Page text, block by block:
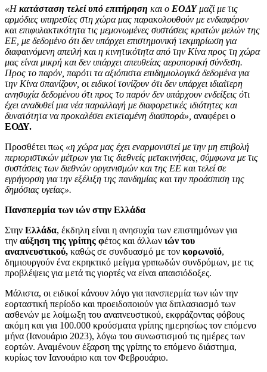
«Ηκατάσταση τελεί υπό επιτήρηση και ο ΕΟΔΥμαζί με τις
αρμόδιες υπηρεσίες στη χώρα μας παρακολουθούν με ενδιαφέρον
και επιφυλακτικότητα τις μεμονωμένες συστάσεις κρατών μελών της
ΕΕ, με δεδομένο ότι δεν υπάρχει επιστημονική τεκμηρίωση για
διαφαινόμενη απειλή και η κινητικότητα από την Κίνα προς τη χώρα
μας είναι μικρή και δεν υπάρχει απευθείας αεροπορική σύνδεση.
Προς το παρόν, παρότι τα αξιόπιστα επιδημιολογικά δεδομένα για
την Κίνα σπανίζουν, οι ειδικοί τονίζουν ότι δεν υπάρχει ιδιαίτερη
ανησυχία δεδομένου ότι προς το παρόν δεν υπάρχουν ενδείξεις ότι
έχει αναδυθεί μια νέα παραλλαγή με διαφορετικές ιδιότητες και
δυνατότητα να προκαλέσει εκτεταμένη διασπορά», αναφέρει ο
ΕΟΔΥ.
Προσθέτει πως «η χώρα μας έχει εναρμονιστεί με την μη επιβολή
περιοριστικών μέτρων για τις διεθνείς μετακινήσεις, σύμφωνα με τις
συστάσεις των διεθνών οργανισμών και της ΕΕ και τελεί σε
εγρήγορση για την εξέλιξη της πανδημίας και την προάσπιση της
δημόσιας υγείας».
Πανσπερμία των ιών στην Ελλάδα
Στην Ελλάδα, έκδηλη είναι η ανησυχία των επιστημόνων για
την αύξηση της γρίπης φέτος και άλλων ιών του
αναπνευστικού, καθώς σε συνδυασμό με τον κορωνοϊό,
δημιουργούν ένα εκρηκτικό μείγμα γριπωδών συνδρόμων, με τις
προβλέψεις για μετά τις γιορτές να είναι απαισιόδοξες.
Μάλιστα, οι ειδικοί κάνουν λόγο για πανσπερμία των ιών την
εορταστική περίοδο και προειδοποιούν για διπλασιασμό των
ασθενών με λοίμωξη του αναπνευστικού, εκφράζοντας φόβους
ακόμη και για 100.000 κρούσματα γρίπης ημερησίως τον επόμενο
μήνα (Ιανουάριο 2023), λόγω του συνωστισμού τις ημέρες των
εορτών. Αναμένουν έξαρση της γρίπης το επόμενο διάστημα,
κυρίως τον Ιανουάριο και τον Φεβρουάριο.